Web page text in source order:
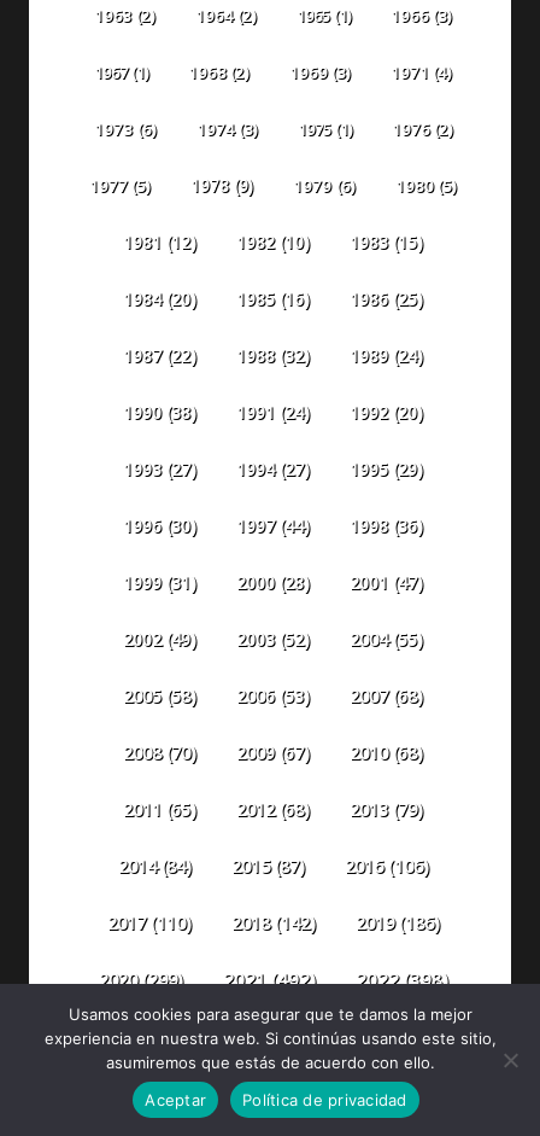
1963 (2) 1964(2) 1965(1) 1966(3)
1967(1) 1968(2) 1969(3) 1971 (4)
1973(6) 1974(3) 1975(1) 1976(2)
1977(5) 1978(9) 1979(6) 1980(5)
1981 (12) 1982(10) 1983(15)
1984(20) 1985(16) 1986(25)
1987(22) 1988(32) 1989(24)
1990(38) 1991 (24) 1992(20)
1993(27) 1994(27) 1995(29)
1996(30) 1997(44) 1998(36)
1999(31) 2000(28) 2001 (47)
2002(49) 2003(52) 2004(55)
2005(58) 2006(53) 2007(68)
2008(70) 2009(67) 2010(68)
2011 (65) 2012(68) 2013(79)
2014(84) 2015(87) 2016(106)
2017(110) 2018(142) 2019(186)
2020(299) 2021(492) 2022(398)
2023(304) 2024(316) 2025(330)
2026(83)
Usamos cookies para asegurar que te damos la mejor
experiencia en nuestra web. Si continúas usando este sitio,
asumiremos que estás de acuerdo con ello.
Aceptar
Política de privacidad